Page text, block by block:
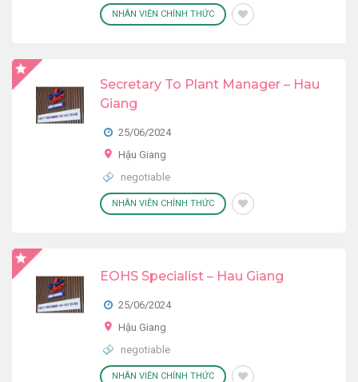
NHÂN VIÊN CHÍNH THỨC
Secretary To Plant Manager – Hau
Giang
25/06/2024
Hậu Giang
negotiable
NHÂN VIÊN CHÍNH THỨC
EOHS Specialist – Hau Giang
25/06/2024
Hậu Giang
negotiable
NHÂN VIÊN CHÍNH THỨC